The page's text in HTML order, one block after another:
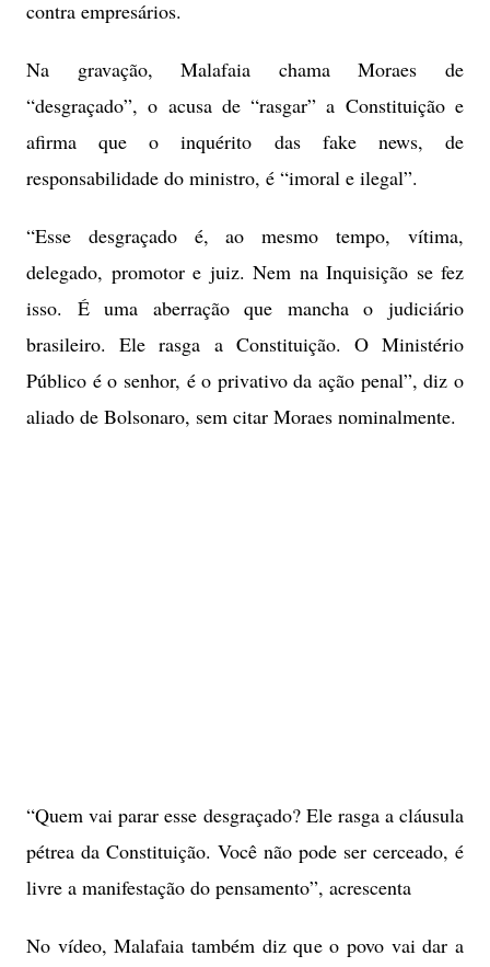
contra empresários.
Na gravação, Malafaia chama Moraes de
“desgraçado”, o acusa de “rasgar” a Constituição e
afirma que o inquérito das fake news, de
responsabilidade do ministro, é “imoral e ilegal”.
“Esse desgraçado é, ao mesmo tempo, vítima,
delegado, promotor e juiz. Nem na Inquisição se fez
isso. É uma aberração que mancha o judiciário
brasileiro. Ele rasga a Constituição. O Ministério
Público é o senhor, é o privativo da ação penal”, diz o
aliado de Bolsonaro, sem citar Moraes nominalmente.
“Quem vai parar esse desgraçado? Ele rasga a cláusula
pétrea da Constituição. Você não pode ser cerceado, é
livre a manifestação do pensamento”, acrescenta
No vídeo, Malafaia também diz que o povo vai dar a